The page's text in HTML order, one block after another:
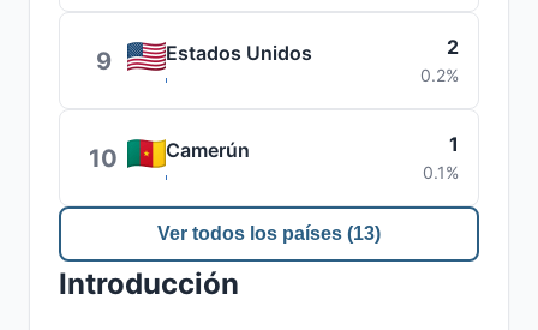
9 Estados Unidos 2
0.2%
10 Camerún 1
0.1%
Ver todos los países (13)
Introducción